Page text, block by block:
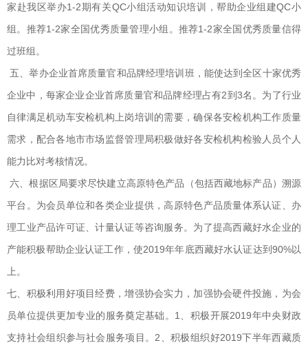
家赴我区举办1-2期有关QC小组活动知识培训，帮助企业组建QC小
组。推荐1-2家全国优秀质量管理小组。推荐1-2家全国优秀质量信得
过班组。
五、举办企业首席质量官和品牌经理培训班，能使达到全区十家优秀
企业中，每家企业企业首席质量官和品牌经理占有2到3名。为了行业
自律满足机动车安检机构上岗培训的需要，确保各安检机构工作质量
需求，配合各地市市场监督管理局积极做好各安检机构检验人员个人
能力比对考核情况。
六、根据区局要求尽快建立高原特色产品（包括西藏地标产品）溯源
平台。为会员单位和各类企业提供，高原特色产品质量体系认证、办
理工业产品许可证、计量认证等咨询服务。为了提高西藏好水企业的
产能积极帮助企业认证工作，使2019年年底西藏好水认证达到90%以
上。
七、积极利用好项目经费，增强协会实力，加强协会硬件投施，为会
员单位提供更加专业的服务奠定基础。1、积极开展2019年中央财政
支持社会组织参与社会服务项目。2、积极组织好2019下半年西藏质